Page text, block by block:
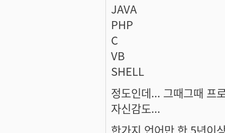
JAVA
PHP
C
VB
SHELL
정도인데... 그때그때 프
자신감도...
한가지 언어만 한 5년이